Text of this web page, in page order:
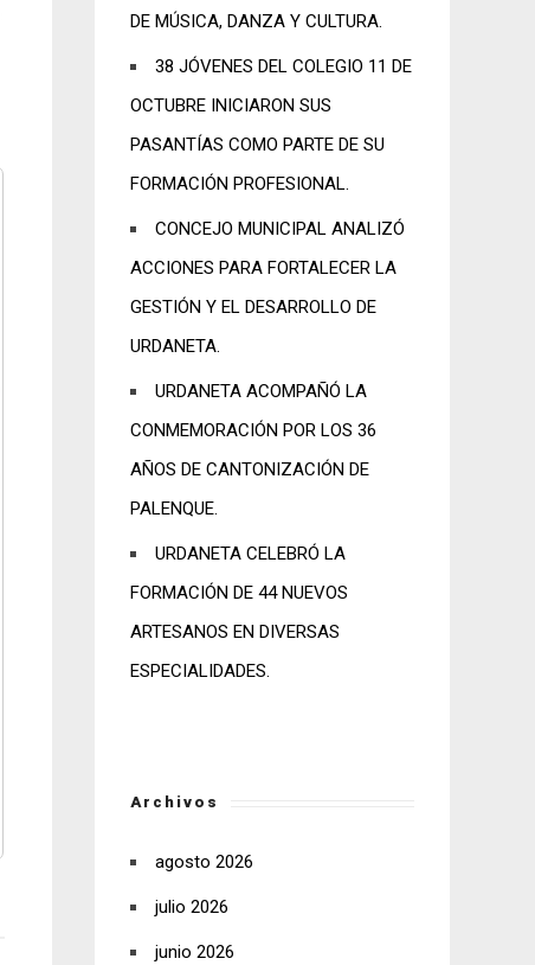
DE MÚSICA, DANZA Y CULTURA.
38 JÓVENES DEL COLEGIO 11 DE
OCTUBRE INICIARON SUS
PASANTÍAS COMO PARTE DE SU
FORMACIÓN PROFESIONAL.
CONCEJO MUNICIPAL ANALIZÓ
ACCIONES PARA FORTALECER LA
GESTIÓN Y EL DESARROLLO DE
URDANETA.
URDANETA ACOMPAÑÓ LA
CONMEMORACIÓN POR LOS 36
AÑOS DE CANTONIZACIÓN DE
PALENQUE.
URDANETA CELEBRÓ LA
FORMACIÓN DE 44 NUEVOS
ARTESANOS EN DIVERSAS
ESPECIALIDADES.
Archivos
agosto 2026
julio 2026
junio 2026